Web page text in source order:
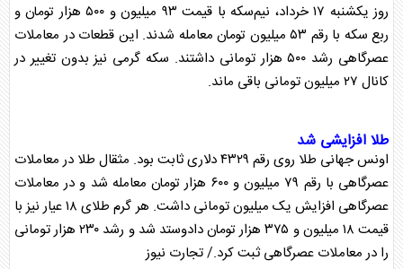
روز یکشنبه ۱۷ خرداد، نیم‌ سکه
با قیمت ۹۳ میلیون و ۵۰۰ هزار تومان و
ربع سکه
با رقم ۵۳ میلیون تومان معامله شدند. این قطعات در معاملات
عصرگاهی رشد ۵۰۰ هزار تومانی داشتند.
سکهگرمی نیز بدون تغییر در
کانال ۲۷ میلیون تومانی باقی ماند.
طلاافزایشی شد
اونس جهانی طلا روی رقم ۴۳۲۹ دلاری ثابت بود. مثقال طلا در معاملات
عصرگاهی با رقم ۷۹ میلیون و ۶۰۰ هزار تومان معامله شد و در معاملات
عصرگاهی افزایش یک میلیون تومانی داشت. هر گرم طلا
ی ۱۸ عیار نیز با
قیمت ۱۸ میلیون و ۳۷۵ هزار تومان دادوستد شد و رشد ۲۳۰ هزار تومانی
را در معاملات عصرگاهی ثبت کرد./ تجارت نیوز